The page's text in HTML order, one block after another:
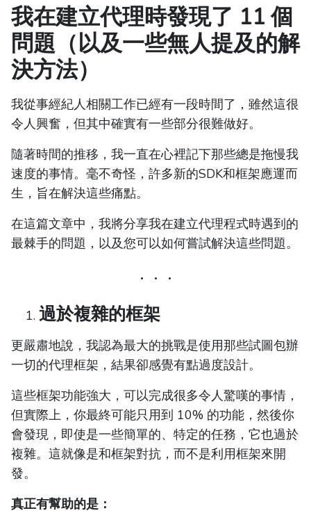
我在建立代理時發現了 11 個
問題（以及一些無人提及的解
決方法）
我從事經紀人相關工作已經有一段時間了，雖然這很
令人興奮，但其中確實有一些部分很難做好。
隨著時間的推移，我一直在心裡記下那些總是拖慢我
速度的事情。毫不奇怪，許多新的SDK和框架應運而
生，旨在解決這些痛點。
在這篇文章中，我將分享我在建立代理程式時遇到的
最棘手的問題，以及您可以如何嘗試解決這些問題。
過於複雜的框架
更嚴肅地說，我認為最大的挑戰是使用那些試圖包辦
一切的代理框架，結果卻感覺有點過度設計。
這些框架功能強大，可以完成很多令人驚嘆的事情，
但實際上，你最終可能只用到 10% 的功能，然後你
會發現，即使是一些簡單的、特定的任務，它也過於
複雜。這就像是和框架對抗，而不是利用框架來開
發。
真正有幫助的是：